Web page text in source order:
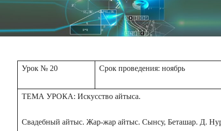
Урок № 20 Срок проведения: ноябрь
ТЕМА УРОКА: Искусство айтыса.
Свадебный айтыс. Жар-жар айтыс. Сынсу, Беташар. Д.